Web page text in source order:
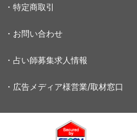
・特定商取引
・お問い合わせ
・占い師募集求人情報
・広告メディア様営業/取材窓口